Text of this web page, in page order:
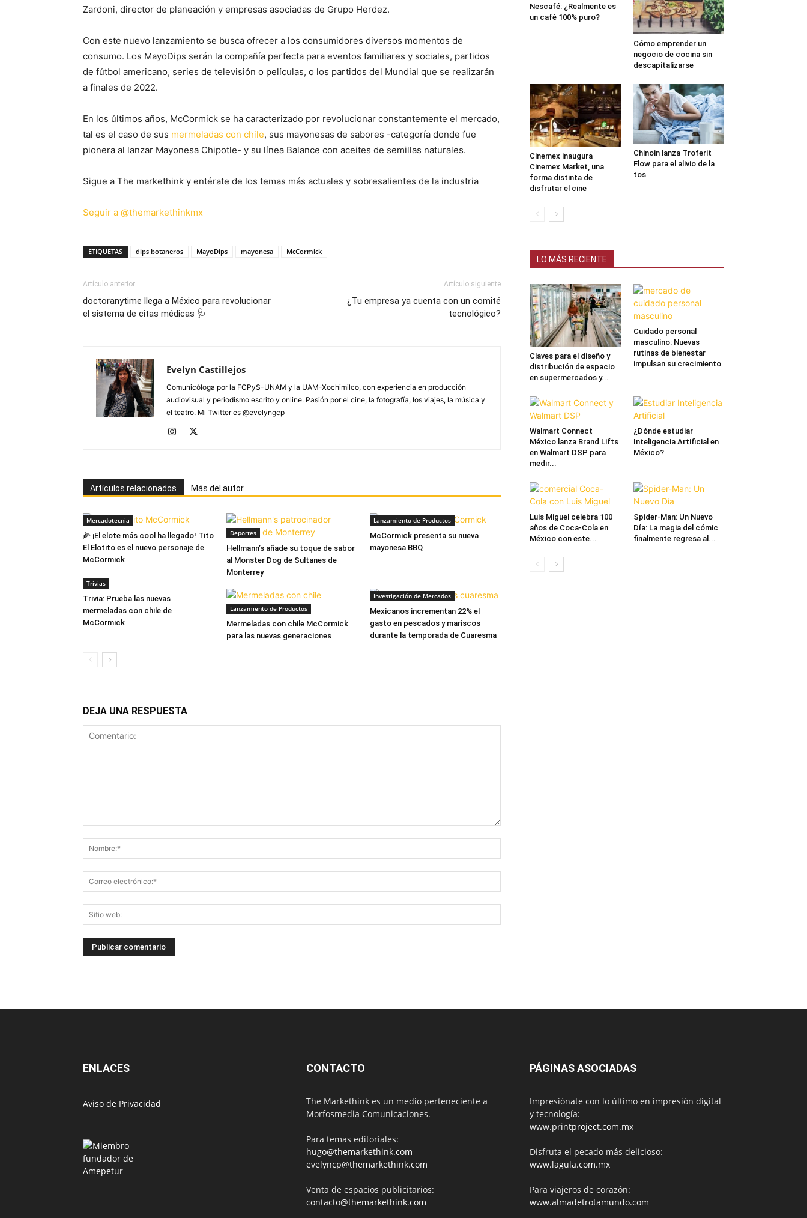
Zardoni, director de planeación y empresas asociadas de Grupo Herdez.
Con este nuevo lanzamiento se busca ofrecer a los consumidores diversos momentos de
consumo. Los MayoDips serán la compañía perfecta para eventos familiares y sociales, partidos
de fútbol americano, series de televisión o películas, o los partidos del Mundial que se realizarán
a finales de 2022.
En los últimos años, McCormick se ha caracterizado por revolucionar constantemente el mercado,
tal es el caso de sus mermeladas con chile, sus mayonesas de sabores -categoría donde fue
pionera al lanzar Mayonesa Chipotle- y su línea Balance con aceites de semillas naturales.
Sigue a The markethink y entérate de los temas más actuales y sobresalientes de la industria
Seguir a @themarkethinkmx
ETIQUETAS dips botaneros MayoDips mayonesa McCormick
Artículo anterior
doctoranytime llega a México para revolucionar
el sistema de citas médicas 🩺
Artículo siguiente
¿Tu empresa ya cuenta con un comité
tecnológico?
Evelyn Castillejos
Comunicóloga por la FCPyS-UNAM y la UAM-Xochimilco, con experiencia en producción
audiovisual y periodismo escrito y online. Pasión por el cine, la fotografía, los viajes, la música y
el teatro. Mi Twitter es @evelyngcp
Artículos relacionados Más del autor
Mercadotecnia
🌽 ¡El elote más cool ha llegado! Tito
El Elotito es el nuevo personaje de
McCormick
Deportes
Hellmann’s añade su toque de sabor
al Monster Dog de Sultanes de
Monterrey
Lanzamiento de Productos
McCormick presenta su nueva
mayonesa BBQ
Trivias
Trivia: Prueba las nuevas
mermeladas con chile de
McCormick
Lanzamiento de Productos
Mermeladas con chile McCormick
para las nuevas generaciones
Investigación de Mercados
Mexicanos incrementan 22% el
gasto en pescados y mariscos
durante la temporada de Cuaresma
DEJA UNA RESPUESTA
Nescafé: ¿Realmente es
un café 100% puro?
Cómo emprender un
negocio de cocina sin
descapitalizarse
Cinemex inaugura
Cinemex Market, una
forma distinta de
disfrutar el cine
Chinoin lanza Troferit
Flow para el alivio de la
tos
LO MÁS RECIENTE
Claves para el diseño y
distribución de espacio
en supermercados y...
Cuidado personal
masculino: Nuevas
rutinas de bienestar
impulsan su crecimiento
Walmart Connect
México lanza Brand Lifts
en Walmart DSP para
medir...
¿Dónde estudiar
Inteligencia Artificial en
México?
Luis Miguel celebra 100
años de Coca-Cola en
México con este...
Spider-Man: Un Nuevo
Día: La magia del cómic
finalmente regresa al...
ENLACES
Aviso de Privacidad
CONTACTO
The Markethink es un medio perteneciente a
Morfosmedia Comunicaciones.
Para temas editoriales:
hugo@themarkethink.com
evelyncp@themarkethink.com
Venta de espacios publicitarios:
contacto@themarkethink.com
PÁGINAS ASOCIADAS
Impresiónate con lo último en impresión digital
y tecnología:
www.printproject.com.mx
Disfruta el pecado más delicioso:
www.lagula.com.mx
Para viajeros de corazón:
www.almadetrotamundo.com